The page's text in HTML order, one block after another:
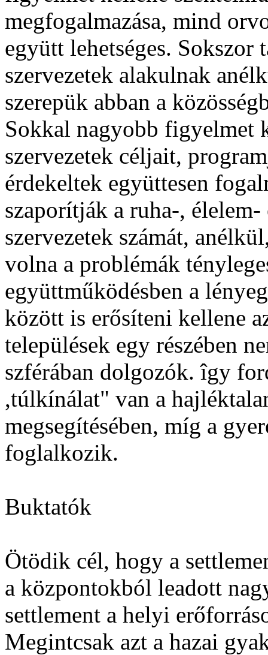
megfogalmazása, mind
együtt lehetséges. Sokszor
szervezetek alakulnak
szerepük abban a
Sokkal nagyobb figyelmet
szervezetek céljait,
érdekeltek együttesen
szaporítják a ruha-,
szervezetek számát,
volna a problémák
együttműködésben a
között is erősíteni kellene
települések egy részében
szférában dolgozók. îgy
,túlkínálat" van a
megsegítésében, míg a
foglalkozik.
Buktatók
Ötödik cél, hogy a
a központokból leadott
settlement a helyi
Megintcsak azt a hazai